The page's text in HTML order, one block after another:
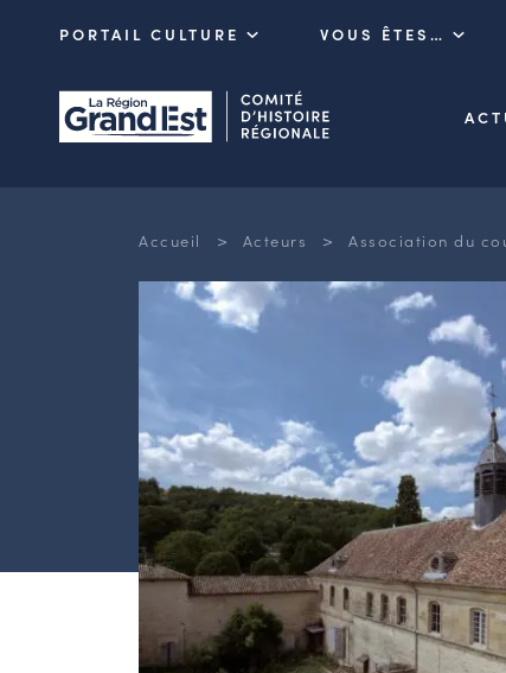
PORTAIL CULTURE VOUS ÊTES…
Accueil > Acteurs > Association du